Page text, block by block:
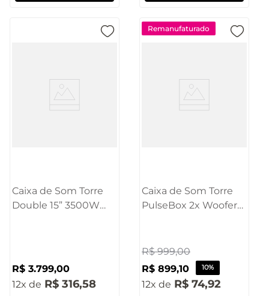
Caixa de Som Torre
Double 15” 3500W
R$ 3.799,00
12
R$ 316,58
Remanufaturado
Caixa de Som Torre
PulseBox 2x Woofers
[Reembalado]
R$ 999,00
R$ 899,10 10%
12 R$ 74,92